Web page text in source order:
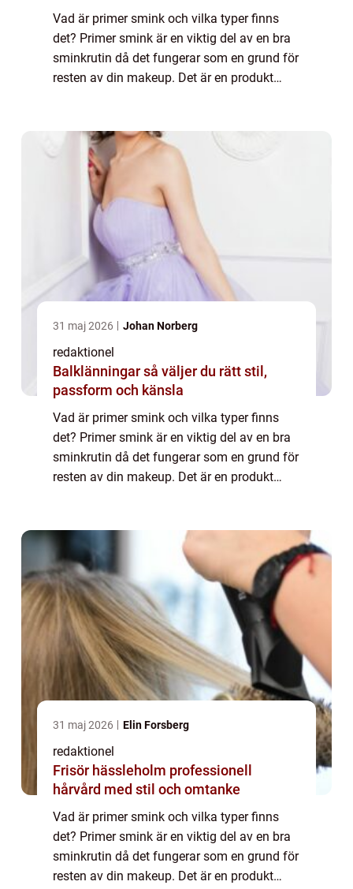
Vad är primer smink och vilka typer finns
det? Primer smink är en viktig del av en bra
sminkrutin då det fungerar som en grund för
resten av din makeup. Det är en produkt
31 maj 2026 Johan Norberg
redaktionel
Balklänningar så väljer du rätt stil,
passform och känsla
Vad är primer smink och vilka typer finns
det? Primer smink är en viktig del av en bra
sminkrutin då det fungerar som en grund för
resten av din makeup. Det är en produkt
31 maj 2026 Elin Forsberg
redaktionel
Frisör hässleholm professionell
hårvård med stil och omtanke
Vad är primer smink och vilka typer finns
det? Primer smink är en viktig del av en bra
sminkrutin då det fungerar som en grund för
resten av din makeup. Det är en produkt